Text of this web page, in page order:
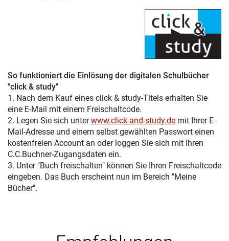
So funktioniert die Einlösung der digitalen Schulbücher
"click & study"
1. Nach dem Kauf eines click & study-Titels erhalten Sie
eine E-Mail mit einem Freischaltcode.
2. Legen Sie sich unterwww.click-and-study.de mit Ihrer E-
Mail-Adresse und einem selbst gewählten Passwort einen
kostenfreien Account an oder loggen Sie sich mit Ihren
C.C.Buchner-Zugangsdaten ein.
3. Unter "Buch freischalten" können Sie Ihren Freischaltcode
eingeben. Das Buch erscheint nun im Bereich "Meine
Bücher".